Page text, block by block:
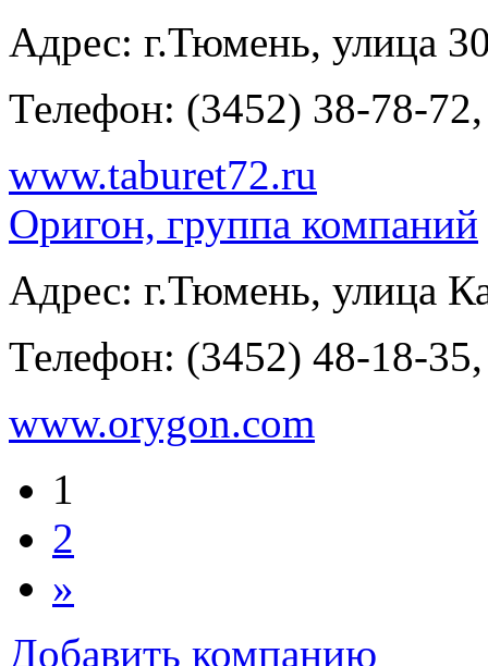
Адрес: г.Тюмень, улица
Телефон: (3452) 38-78-
www.taburet72.ru
Оригон, группа компаний
Адрес: г.Тюмень, улица
Телефон: (3452) 48-18-
www.orygon.com
1
2
»
Добавить компанию